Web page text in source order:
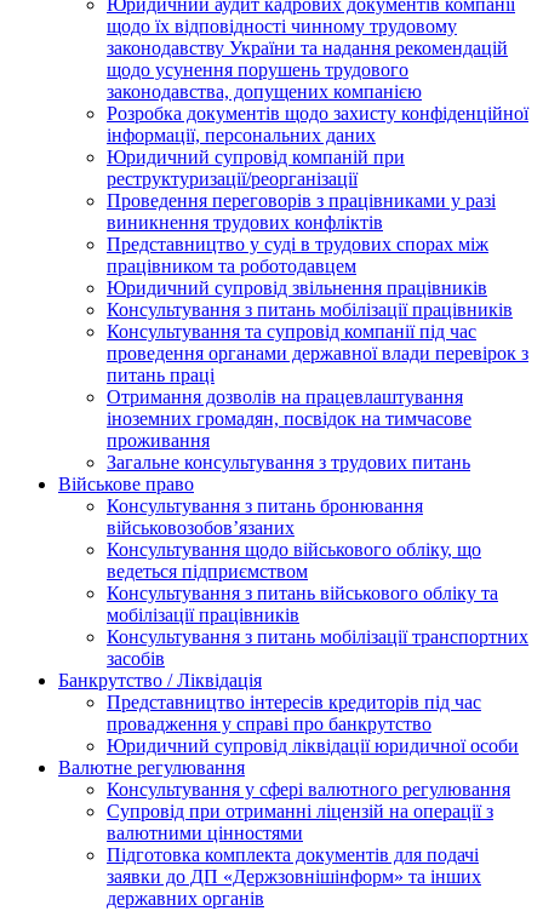
Юридичний аудит кадрових документів компанії
щодо їх відповідності чинному трудовому
законодавству України та надання рекомендацій
щодо усунення порушень трудового
законодавства, допущених компанією
Розробка документів щодо захисту конфіденційної
інформації, персональних даних
Юридичний супровід компаній при
реструктуризації/реорганізації
Проведення переговорів з працівниками у разі
виникнення трудових конфліктів
Представництво у суді в трудових спорах між
працівником та роботодавцем
Юридичний супровід звільнення працівників
Консультування з питань мобілізації працівників
Консультування та супровід компанії під час
проведення органами державної влади перевірок з
питань праці
Отримання дозволів на працевлаштування
іноземних громадян, посвідок на тимчасове
проживання
Загальне консультування з трудових питань
Військове право
Консультування з питань бронювання
військовозобов’язаних
Консультування щодо військового обліку, що
ведеться підприємством
Консультування з питань військового обліку та
мобілізації працівників
Консультування з питань мобілізації транспортних
засобів
Банкрутство / Ліквідація
Представництво інтересів кредиторів під час
провадження у справі про банкрутство
Юридичний супровід ліквідації юридичної особи
Валютне регулювання
Консультування у сфері валютного регулювання
Супровід при отриманні ліцензій на операції з
валютними цінностями
Підготовка комплекта документів для подачі
заявки до ДП «Держзовнішінформ» та інших
державних органів